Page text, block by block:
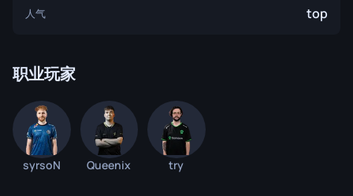
人气 top
职业玩家
syrsoN Queenix try